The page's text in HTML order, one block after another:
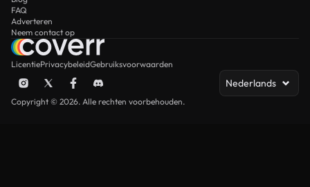
FAQ
Adverteren
Neem contact op
LicentiePrivacybeleidGebruiksvoorwaarden
Nederlands
Copyright © 2026. Alle rechten voorbehouden.